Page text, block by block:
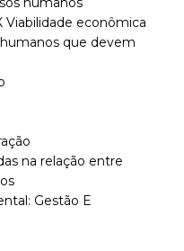
Viabilidade econômica
que devem
na relação entre
Gestão E